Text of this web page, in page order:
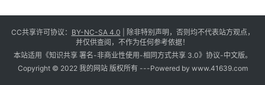
CC共享许可协议： BY-NC-SA 4.0 | 除非特别声明，否则均不代表站方观点，
并仅供查阅，不作为任何参考依据！
本站适用《知识共享 署名-非商业性使用-相同方式共享 3.0》协议-中文版。
Copyright © 2022 我的网站 版权所有 ---Powered by www.41639.com